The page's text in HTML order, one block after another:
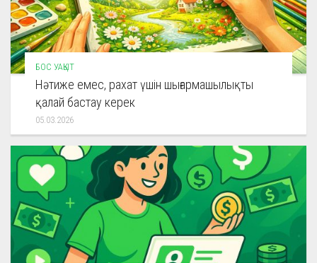
БОС УАҚЫТ
Нәтиже емес, рахат үшін шығармашылықты
қалай бастау керек
05.03.2026